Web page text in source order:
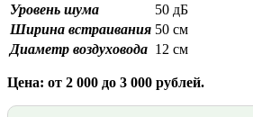
Уровень шума
50 дБ
Ширина встраивания 50 см
Диаметр воздуховода 12 см
Цена: от 2 000 до 3 000 рублей.